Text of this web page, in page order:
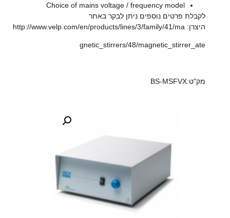
Choice of mains voltage / frequency model
לקבלת פרטים נוספים ניתן לבקר באתר
היצרן: http://www.velp.com/en/products/lines/3/family/41/ma
gnetic_stirrers/48/magnetic_stirrer_ate
מק"ט:BS-MSFVX